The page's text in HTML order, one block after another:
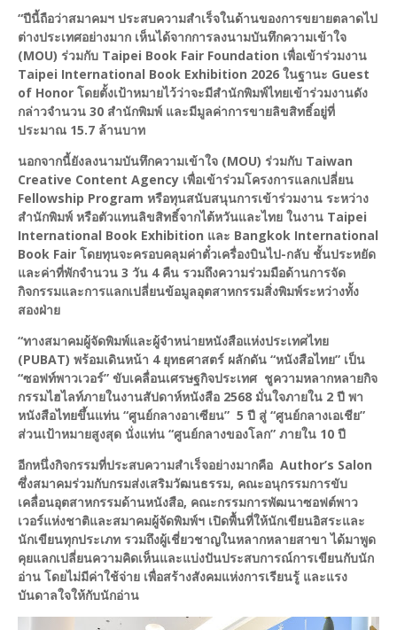
“ปีนี้ถือว่าสมาคมฯ ประสบความสำเร็จในด้านของการขยายตลาดไป
ต่างประเทศอย่างมาก เห็นได้จากการลงนามบันทึกความเข้าใจ
(MOU) ร่วมกับ Taipei Book Fair Foundation เพื่อเข้าร่วมงาน
Taipei International Book Exhibition 2026 ในฐานะ Guest
of Honor โดยตั้งเป้าหมายไว้ว่าจะมีสำนักพิมพ์ไทยเข้าร่วมงานดัง
กล่าวจำนวน 30 สำนักพิมพ์ และมีมูลค่าการขายลิขสิทธิ์อยู่ที่
ประมาณ 15.7 ล้านบาท
นอกจากนี้ยังลงนามบันทึกความเข้าใจ (MOU) ร่วมกับ Taiwan
Creative Content Agency เพื่อเข้าร่วมโครงการแลกเปลี่ยน
Fellowship Program หรือทุนสนับสนุนการเข้าร่วมงาน ระหว่าง
สำนักพิมพ์ หรือตัวแทนลิขสิทธิ์จากไต้หวันและไทย ในงาน Taipei
International Book Exhibition และ Bangkok International
Book Fair โดยทุนจะครอบคลุมค่าตั๋วเครื่องบินไป-กลับ ชั้นประหยัด
และค่าที่พักจำนวน 3 วัน 4 คืน รวมถึงความร่วมมือด้านการจัด
กิจกรรมและการแลกเปลี่ยนข้อมูลอุตสาหกรรมสิ่งพิมพ์ระหว่างทั้ง
สองฝ่าย
“ทางสมาคมผู้จัดพิมพ์และผู้จำหน่ายหนังสือแห่งประเทศไทย
(PUBAT) พร้อมเดินหน้า 4 ยุทธศาสตร์ ผลักดัน “หนังสือไทย” เป็น
“ซอฟท์พาวเวอร์” ขับเคลื่อนเศรษฐกิจประเทศ ชูความหลากหลายกิจ
กรรมไฮไลท์ภายในงานสัปดาห์หนังสือ 2568 มั่นใจภายใน 2 ปี พา
หนังสือไทยขึ้นแท่น “ศูนย์กลางอาเซียน” 5 ปี สู่ “ศูนย์กลางเอเชีย”
ส่วนเป้าหมายสูงสุด นั่งแท่น “ศูนย์กลางของโลก” ภายใน 10 ปี
อีกหนึ่งกิจกรรมที่ประสบความสำเร็จอย่างมากคือ Author’s Salon
ซึ่งสมาคมร่วมกับกรมส่งเสริมวัฒนธรรม, คณะอนุกรรมการขับ
เคลื่อนอุตสาหกรรมด้านหนังสือ, คณะกรรมการพัฒนาซอฟต์พาว
เวอร์แห่งชาติและสมาคมผู้จัดพิมพ์ฯ เปิดพื้นที่ให้นักเขียนอิสระและ
นักเขียนทุกประเภท รวมถึงผู้เชี่ยวชาญในหลากหลายสาขา ได้มาพูด
คุยแลกเปลี่ยนความคิดเห็นและแบ่งปันประสบการณ์การเขียนกับนัก
อ่าน โดยไม่มีค่าใช้จ่าย เพื่อสร้างสังคมแห่งการเรียนรู้ และแรง
บันดาลใจให้กับนักอ่าน